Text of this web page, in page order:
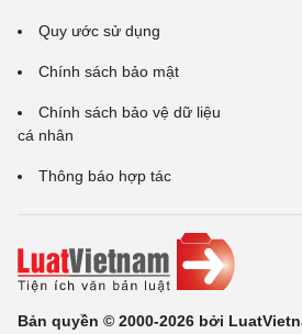
Quy ước sử dụng
Chính sách bảo mật
Chính sách bảo vệ dữ liệu
cá nhân
Thông báo hợp tác
Bản quyền © 2000-2026 bởi